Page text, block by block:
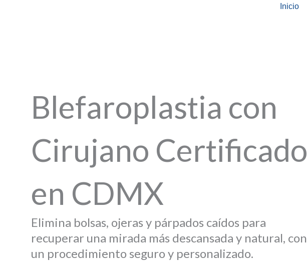
Inicio
Blefaroplastia con
Cirujano Certificado
en CDMX
Elimina bolsas, ojeras y párpados caídos para
recuperar una mirada más descansada y natural, con
un procedimiento seguro y personalizado.